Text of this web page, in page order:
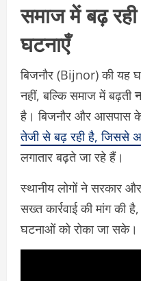
समाज में बढ़
घटनाएँ
बिजनौर (Bijnor) की यह
नहीं, बल्कि समाज में बढ़ती
है। बिजनौर और आसपास के
तेजी से बढ़ रही है, जिससे
लगातार बढ़ते जा रहे हैं।
स्थानीय लोगों ने सरकार
सख्त कार्रवाई की मांग की
घटनाओं को रोका जा सके।